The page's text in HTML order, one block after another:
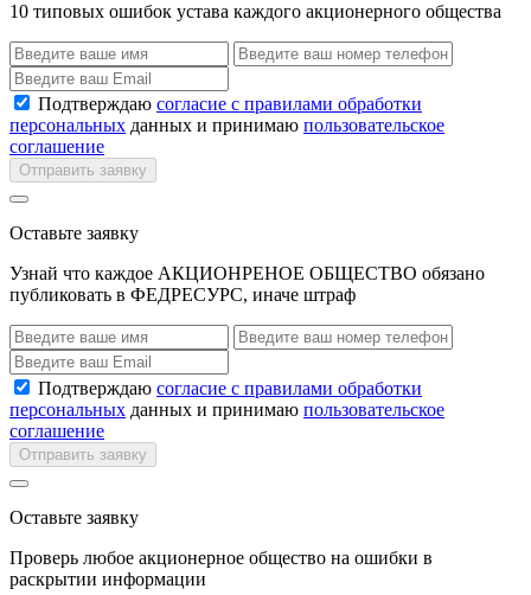
10 типовых ошибок устава каждого акционерного общества
Подтверждаю согласие с правилами обработки
персональных данных и принимаю пользовательское
соглашение
Отправить заявку
Оставьте заявку
Узнай что каждое АКЦИОНРЕНОЕ ОБЩЕСТВО обязано
публиковать в ФЕДРЕСУРС, иначе штраф
Подтверждаю согласие с правилами обработки
персональных данных и принимаю пользовательское
соглашение
Отправить заявку
Оставьте заявку
Проверь любое акционерное общество на ошибки в
раскрытии информации